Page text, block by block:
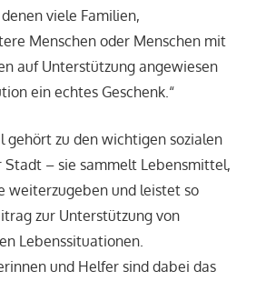
viele Familien,
Menschen oder Menschen mit
auf Unterstützung angewiesen
ein echtes Geschenk.“
gehört zu den wichtigen sozialen
Stadt – sie sammelt Lebensmittel,
weiterzugeben und leistet so
zur Unterstützung von
Lebenssituationen.
und Helfer sind dabei das